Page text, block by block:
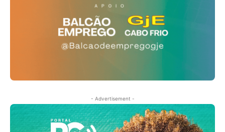
- Advertisement -